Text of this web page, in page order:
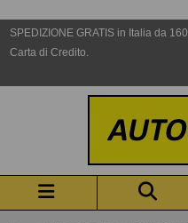
SPEDIZIONE GRATIS in Italia da
Carta di Credito.